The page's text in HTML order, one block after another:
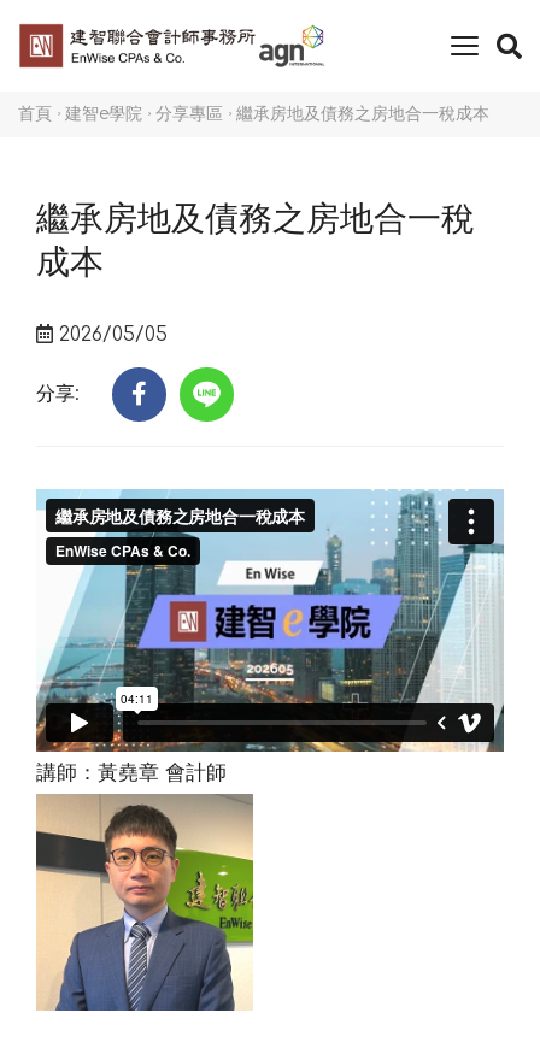
toggle
首頁 建智e學院 分享專區 繼承房地及債務之房地合一稅成本
繼承房地及債務之房地合一稅
成本
2026/05/05
分享:
講師：黃堯章 會計師